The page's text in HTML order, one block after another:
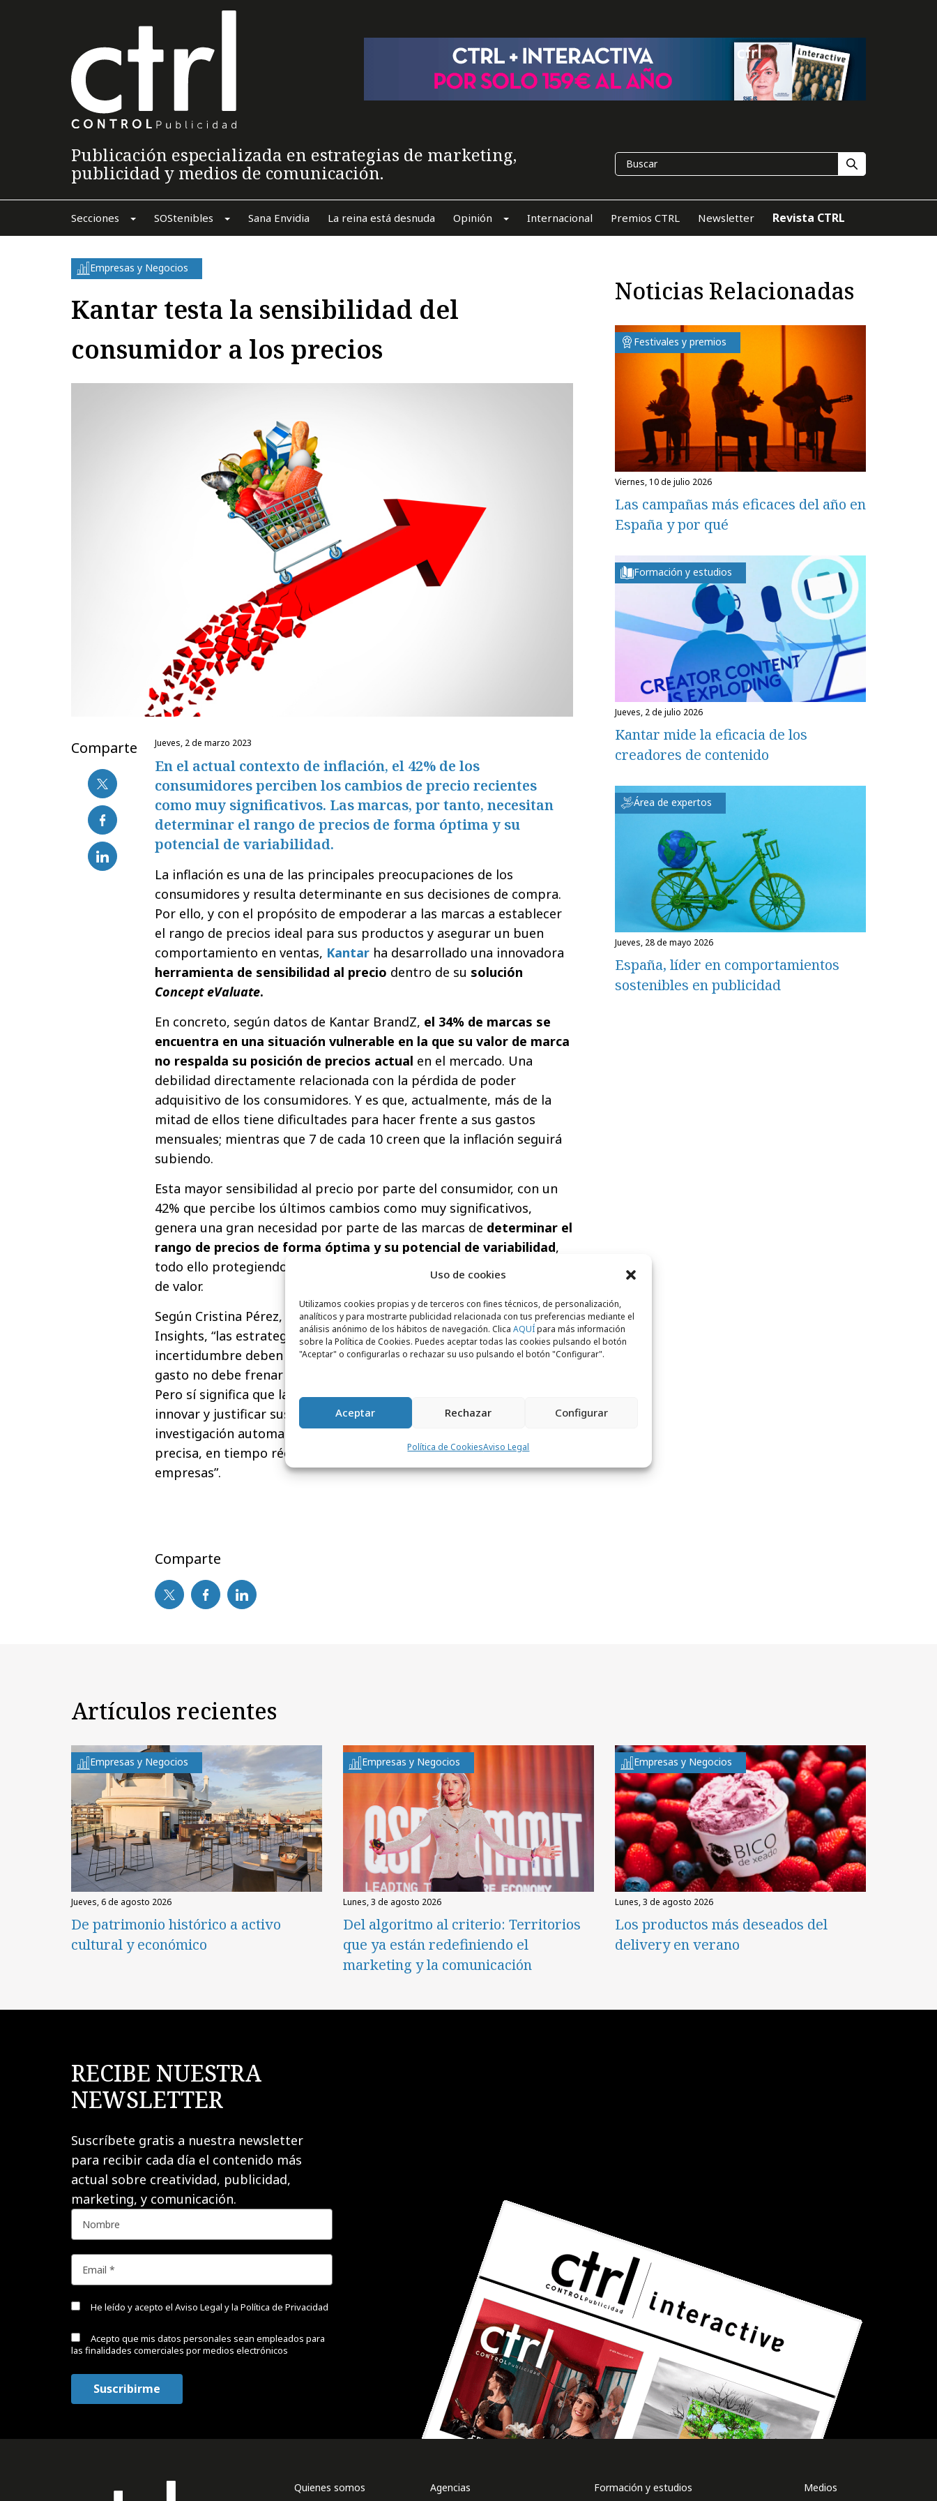
Uso de cookies
Utilizamos cookies propias y de terceros con fines técnicos, de personalización,
analíticos y para mostrarte publicidad relacionada con tus preferencias mediante el
análisis anónimo de los hábitos de navegación. Clica AQUÍpara más información
sobre la Política de Cookies. Puedes aceptar todas las cookies pulsando el botón
"Aceptar" o configurarlas o rechazar su uso pulsando el botón "Configurar".
Aceptar Rechazar Configurar
Política de CookiesAviso Legal
Publicación especializada en estrategias de marketing,
publicidad y medios de comunicación.
Secciones SOStenibles Sana Envidia La reina está desnuda Opinión Internacional Premios CTRL Newsletter Revista CTRL
Empresas y Negocios
Kantar testa la sensibilidad del
consumidor a los precios
Comparte jueves, 2 de marzo 2023
En el actual contexto de inflación, el 42% de los
consumidores perciben los cambios de precio recientes
como muy significativos. Las marcas, por tanto, necesitan
determinar el rango de precios de forma óptima y su
potencial de variabilidad.
La inflación es una de las principales preocupaciones de los
consumidores y resulta determinante en sus decisiones de compra.
Por ello, y con el propósito de empoderar a las marcas a establecer
el rango de precios ideal para sus productos y asegurar un buen
comportamiento en ventas, Kantar ha desarrollado una innovadora
herramienta de sensibilidad al precio dentro de su solución
Concept eValuate.
En concreto, según datos de Kantar BrandZ, el 34% de marcas se
encuentra en una situación vulnerable en la que su valor de marca
no respalda su posición de precios actual en el mercado. Una
debilidad directamente relacionada con la pérdida de poder
adquisitivo de los consumidores. Y es que, actualmente, más de la
mitad de ellos tiene dificultades para hacer frente a sus gastos
mensuales; mientras que 7 de cada 10 creen que la inflación seguirá
subiendo.
Esta mayor sensibilidad al precio por parte del consumidor, con un
42% que percibe los últimos cambios como muy significativos,
genera una gran necesidad por parte de las marcas de determinar el
rango de precios de forma óptima y su potencial de variabilidad,
todo ello protegiendo la marca, su posicionamiento y su percepción
de valor.
Según Cristina Pérez,
Head of Innovation & Commerceen Kantar
Insights, “las estrategias de fijación de precios en tiempos de
incertidumbre deben abordarse con cuidado, aunque la cautela en el
gasto no debe frenar la oportunidad de ofertar a un precio superior.
Pero sí significa que las marcas deben seguir esforzándose por
innovar y justificar sus precios. Ahora más que nunca, la
investigación automatizada proporciona información rápida y
precisa, en tiempo récord y a un precio muy asequible para las
empresas”.
Comparte
Noticias Relacionadas
Festivales y premios
viernes, 10 de julio 2026
Las campañas más eficaces del año en
España y por qué
Formación y estudios
jueves, 2 de julio 2026
Kantar mide la eficacia de los
creadores de contenido
Área de expertos
jueves, 28 de mayo 2026
España, líder en comportamientos
sostenibles en publicidad
Artículos recientes
Empresas y Negocios
jueves, 6 de agosto 2026
De patrimonio histórico a activo
cultural y económico
Empresas y Negocios
lunes, 3 de agosto 2026
Del algoritmo al criterio: Territorios
que ya están redefiniendo el
marketing y la comunicación
Empresas y Negocios
lunes, 3 de agosto 2026
Los productos más deseados del
delivery en verano
RECIBE NUESTRA
NEWSLETTER
Suscríbete gratis a nuestra newsletter
para recibir cada día el contenido más
actual sobre creatividad, publicidad,
marketing, y comunicación.
He leído y acepto el Aviso Legal y la Política de Privacidad
Acepto que mis datos personales sean empleados para
las finalidades comerciales por medios electrónicos
Quienes somos Agencias Formación y estudios Medios